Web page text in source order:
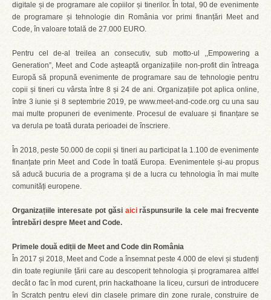
digitale și de programare ale copiilor și tinerilor. În total, 90 de evenimente
de programare și tehnologie din România vor primi finanțări Meet and
Code, în valoare totală de 27.000 EURO.
Pentru cel de-al treilea an consecutiv, sub motto-ul ,,Empowering a
Generation”, Meet and Code așteaptă organizațiile non-profit din întreaga
Europă să propună evenimente de programare sau de tehnologie pentru
copii și tineri cu vârsta între 8 și 24 de ani. Organizațiile pot aplica online,
între 3 iunie și 8 septembrie 2019, pe www.meet-and-code.org cu una sau
mai multe propuneri de evenimente. Procesul de evaluare și finanțare se
va derula pe toată durata perioadei de înscriere.
În 2018, peste 50.000 de copii și tineri au participat la 1.100 de evenimente
finanțate prin Meet and Code în toată Europa. Evenimentele și-au propus
să aducă bucuria de a programa și de a lucra cu tehnologia în mai multe
comunități europene.
Organizațiile interesate pot găsi aicirăspunsurile la cele mai frecvente
întrebări despre Meet and Code.
Primele două ediții de Meet and Code din România
În 2017 și 2018, Meet and Code a însemnat peste 4.000 de elevi și studenți
din toate regiunile țării care au descoperit tehnologia și programarea altfel
decât o fac în mod curent, prin hackathoane la liceu, cursuri de introducere
în Scratch pentru elevi din clasele primare din zone rurale, construire de